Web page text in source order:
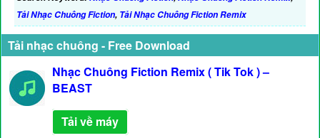
Tải Nhạc Chuông Fiction, Tải Nhạc Chuông Fiction Remix
Tải nhạc chuông - Free Download
Nhạc Chuông Fiction Remix ( Tik Tok ) –
BEAST
Tải về máy